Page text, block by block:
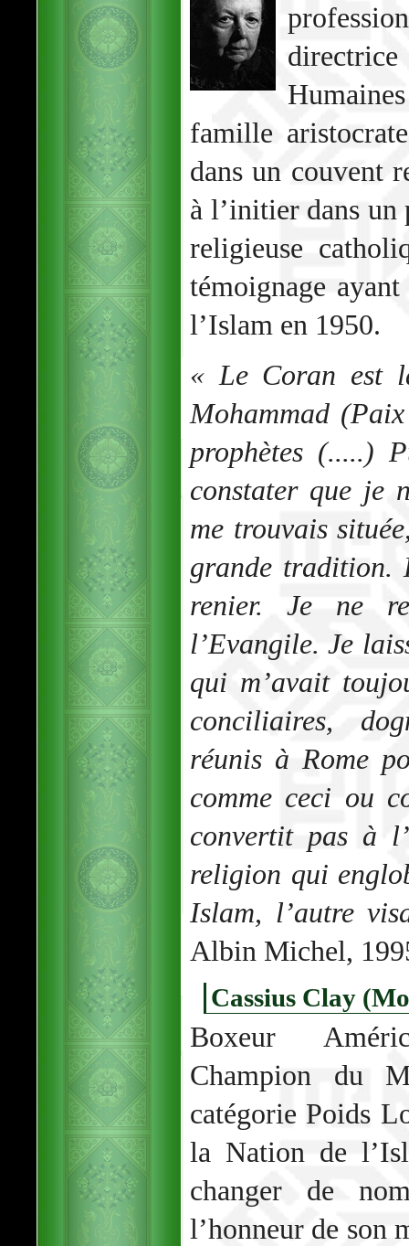
directrice
famille
dans un couvent
à l’initier dans un
religieuse
témoignage
l’Islam en 1950.
« Le Coran est
Mohammad
prophètes (.....)
constater que je
me trouvais
grande tradition.
renier. Je ne
l’Evangile. Je
qui m’avait
conciliaires,
réunis à Rome
comme ceci ou
convertit pas à
religion qui
Islam, l’autre
Albin Michel,
Cassius Clay
Boxeur
Champion du
catégorie Poids
la Nation de
changer de
l’honneur de son